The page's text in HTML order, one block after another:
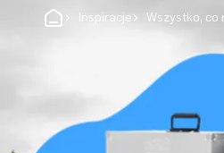
Inspiracje Wszystko, co